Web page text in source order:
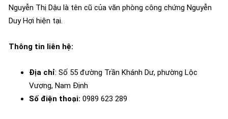
Nguyễn Thị Dậu là tên cũ của văn phòng công chứng Nguyễn
Duy Hợi hiện tại.
Thông tin liên hệ:
Địa chỉ: Số 55 đường Trần Khánh Dư, phường Lộc
Vượng, Nam Định
Số điện thoại: 0989 623 289